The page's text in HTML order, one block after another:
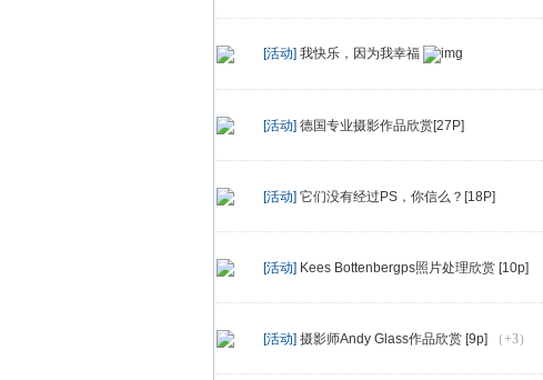
[活动] 我快乐，因为我幸福
[活动] 德国专业摄影作品欣赏[27P]
[活动] 它们没有经过PS，你信么？[18P]
[活动] Kees Bottenbergps照片处理欣赏 [10p]
[活动] 摄影师Andy Glass作品欣赏 [9p] （+3）